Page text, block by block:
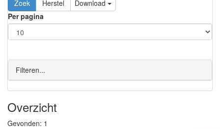
Download
Per pagina
Filteren...
Overzicht
Gevonden: 1